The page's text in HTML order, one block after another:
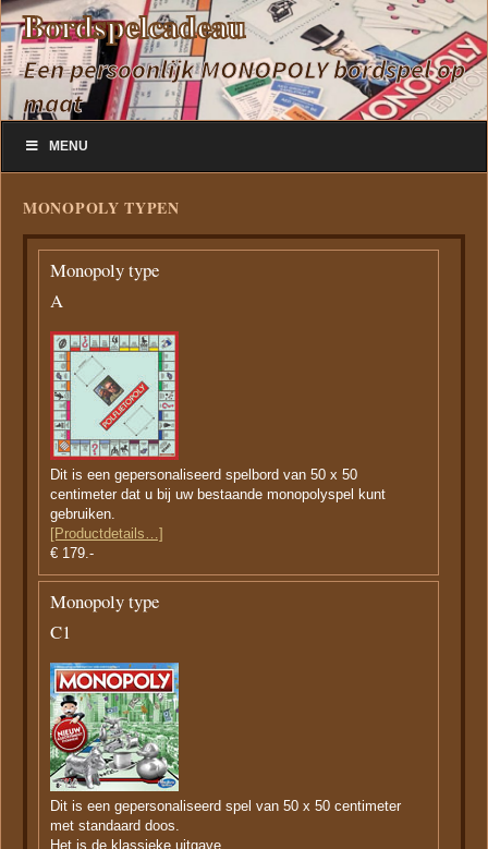
Bordspelcadeau
Een persoonlijk MONOPOLY bordspel op
maat
naar
de
MENU
MONOPOLY TYPEN
Monopoly type
A
Dit is een gepersonaliseerd spelbord van 50 x 50
centimeter dat u bij uw bestaande monopolyspel kunt
gebruiken.
[Productdetails…]
€ 179.-
Monopoly type
C1
Dit is een gepersonaliseerd spel van 50 x 50 centimeter
met standaard doos.
Het is de klassieke uitgave.